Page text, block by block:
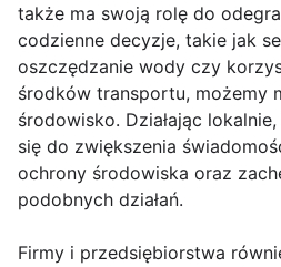
także ma swoją rolę do
codzienne decyzje, takie jak
oszczędzanie wody czy
środków transportu, możemy
środowisko. Działając
się do zwiększenia
ochrony środowiska oraz
podobnych działań.
Firmy i przedsiębiorstwa